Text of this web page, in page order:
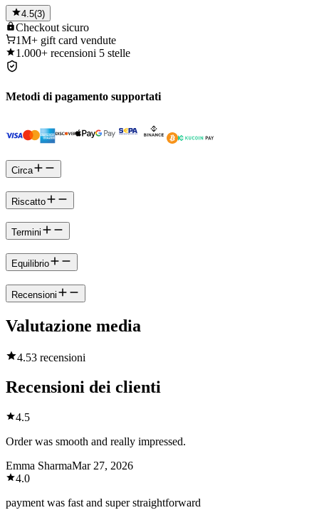
4.5(3)
Checkout sicuro
1M+ gift card vendute
1.000+ recensioni 5 stelle
Metodi di pagamento supportati
Circa
Riscatto
Termini
Equilibrio
Recensioni
Valutazione media
4.53 recensioni
Recensioni dei clienti
4.5
Order was smooth and really impressed.
Emma SharmaMar 27, 2026
4.0
payment was fast and super straightforward